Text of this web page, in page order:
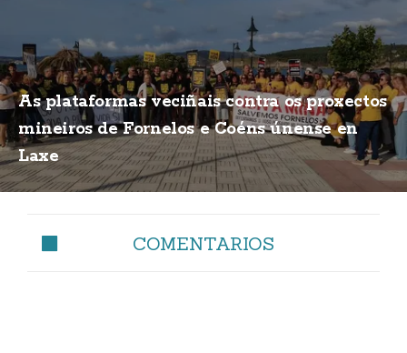
As plataformas veciñais contra os proxectos
mineiros de Fornelos e Coéns únense en
Laxe
COMENTARIOS